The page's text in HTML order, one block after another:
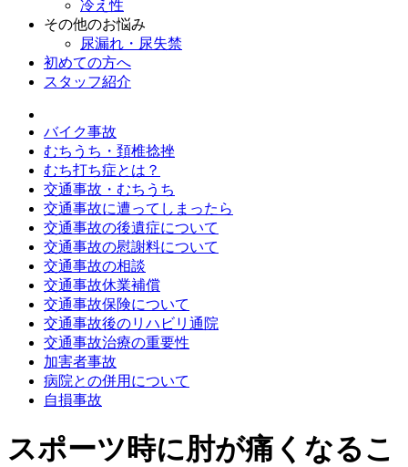
冷え性
その他のお悩み
尿漏れ・尿失禁
初めての方へ
スタッフ紹介
バイク事故
むちうち・頚椎捻挫
むち打ち症とは？
交通事故・むちうち
交通事故に遭ってしまったら
交通事故の後遺症について
交通事故の慰謝料について
交通事故の相談
交通事故休業補償
交通事故保険について
交通事故後のリハビリ通院
交通事故治療の重要性
加害者事故
病院との併用について
自損事故
スポーツ時に肘が痛くなるこ